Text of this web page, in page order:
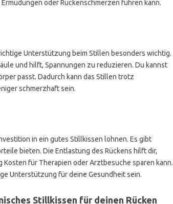
oder Rückenschmerzen führen kann.
Unterstützung beim Stillen besonders wichtig.
und hilft, Spannungen zu reduzieren. Du kannst
passt. Dadurch kann das Stillen trotz
schmerzhaft sein.
in ein gutes Stillkissen lohnen. Es gibt
bieten. Die Entlastung des Rückens hilft dir,
für Therapien oder Arztbesuche sparen kann.
Unterstützung für deine Gesundheit sein.
Stillkissen für deinen Rücken